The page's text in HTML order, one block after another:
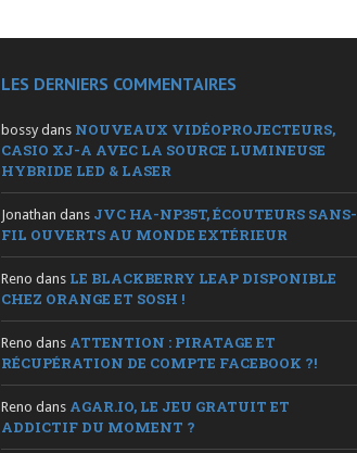
LES DERNIERS COMMENTAIRES
bossy dans NOUVEAUX VIDÉOPROJECTEURS,
CASIO XJ-A AVEC LA SOURCE LUMINEUSE
HYBRIDE LED & LASER
Jonathan dans JVC HA-NP35T, ÉCOUTEURS SANS-
FIL OUVERTS AU MONDE EXTÉRIEUR
Reno dans LE BLACKBERRY LEAP DISPONIBLE
CHEZ ORANGE ET SOSH !
Reno dans ATTENTION : PIRATAGE ET
RÉCUPÉRATION DE COMPTE FACEBOOK ?!
Reno dans AGAR.IO, LE JEU GRATUIT ET
ADDICTIF DU MOMENT ?